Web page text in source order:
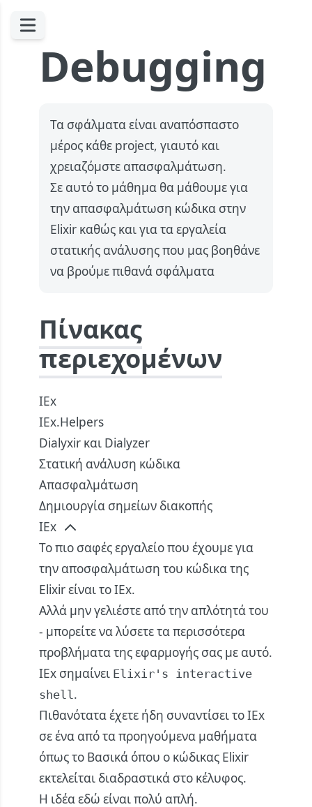
Debugging
Τα σφάλματα είναι αναπόσπαστο
μέρος κάθε project, γιαυτό και
χρειαζόμστε απασφαλμάτωση.
Σε αυτό το μάθημα θα μάθουμε για
την απασφαλμάτωση κώδικα στην
Elixir καθώς και για τα εργαλεία
στατικής ανάλυσης που μας βοηθάνε
να βρούμε πιθανά σφάλματα
Πίνακας
περιεχομένων
IEx
IEx.Helpers
Dialyxir και Dialyzer
Στατική ανάλυση κώδικα
Απασφαλμάτωση
Δημιουργία σημείων διακοπής
IEx
Το πιο σαφές εργαλείο που έχουμε για
την αποσφαλμάτωση του κώδικα της
Elixir είναι το IEx.
Αλλά μην γελιέστε από την απλότητά του
- μπορείτε να λύσετε τα περισσότερα
προβλήματα της εφαρμογής σας με αυτό.
IEx σημαίνει Elixir's interactive
shell.
Πιθανότατα έχετε ήδη συναντίσει το IEx
σε ένα από τα προηγούμενα μαθήματα
όπως το Βασικά όπου ο κώδικας Elixir
εκτελείται διαδραστικά στο κέλυφος.
Η ιδέα εδώ είναι πολύ απλή.